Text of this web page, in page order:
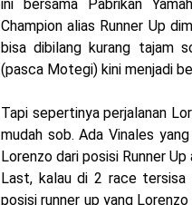
Honda Rilis
MotoGP
Impresi pertama
Event Customaxi
Kawasaki
ini bersama Pabrikan
Champion alias Runner Up
bisa dibilang kurang tajam
(pasca Motegi) kini menjadi
Tapi sepertinya perjalanan
mudah sob. Ada Vinales
Lorenzo dari posisi Runner Up
Last, kalau di 2 race tersisa
posisi runner up yang